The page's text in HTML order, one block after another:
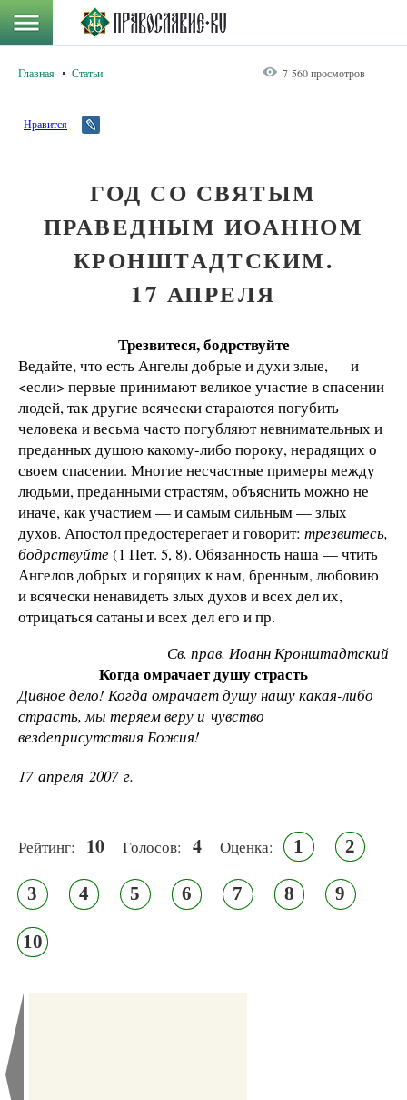
Главная Статьи 7 560 просмотров
Нравится
ГОД СО СВЯТЫМ
ПРАВЕДНЫМ ИОАННОМ
КРОНШТАДТСКИМ.
17 АПРЕЛЯ
Трезвитеся, бодрствуйте
Ведайте, что есть Ангелы добрые и духи злые, — и
<если> первые принимают великое участие в спасении
людей, так другие всячески стараются погубить
человека и весьма часто погубляют невнимательных и
преданных душою какому-либо пороку, нерадящих о
своем спасении. Многие несчастные примеры между
людьми, преданными страстям, объяснить можно не
иначе, как участием — и самым сильным — злых
духов. Апостол предостерегает и говорит: трезвитесь,
бодрствуйте(1 Пет. 5, 8). Обязанность наша — чтить
Ангелов добрых и горящих к нам, бренным, любовию
и всячески ненавидеть злых духов и всех дел их,
отрицаться сатаны и всех дел его и пр.
Св. прав. Иоанн Кронштадтский
Когда омрачает душу страсть
Дивное дело! Когда омрачает душу нашу какая-либо
страсть, мы теряем веру и чувство
вездеприсутствия Божия!
17 апреля 2007 г.
Рейтинг: 10 Голосов: 4 Оценка: 1 2
3 4 5 6 7 8 9
10